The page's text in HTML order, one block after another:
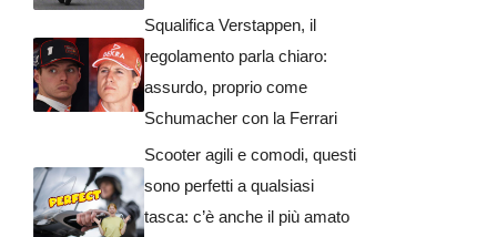
Squalifica Verstappen, il
regolamento parla chiaro:
assurdo, proprio come
Schumacher con la Ferrari
Scooter agili e comodi, questi
sono perfetti a qualsiasi
tasca: c’è anche il più amato